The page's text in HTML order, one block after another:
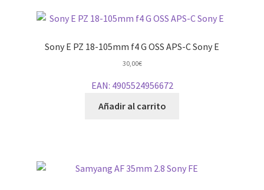
Sony E PZ 18-105mm f4 G OSS APS-C Sony E
30,00€
EAN: 4905524956672
Añadir al carrito